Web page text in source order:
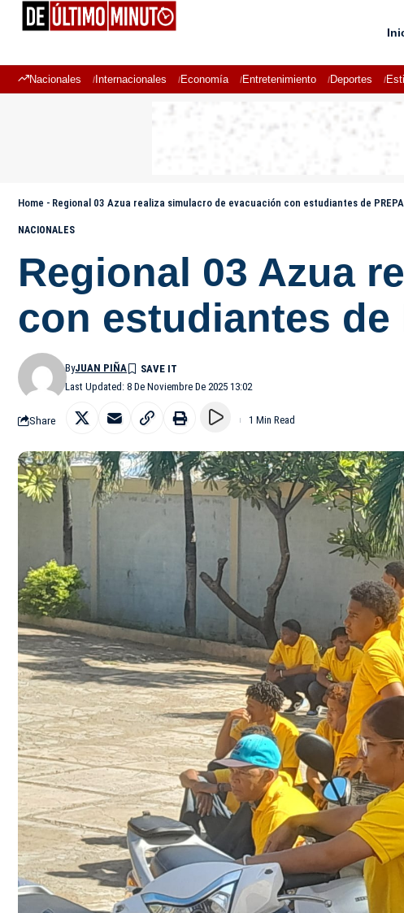
Nacionales Internacionales Economía Entretenimiento Deportes
Home - Regional 03 Azua realiza simulacro de evacuación con estudiantes de
NACIONALES
Regional 03 Azua
con estudiantes de
Last Updated: 8 De Noviembre De 2025 13:02
ByJUAN PIÑA
Share 1 Min Read